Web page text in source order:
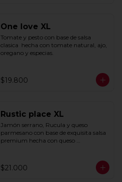
One love XL
Tomate y pesto con base de salsa
clasica  hecha con tomate natural, ajo,
oregano y especias.
$19.800
Rustic place XL
Jamón serrano, Rucula y queso
parmesano con base de exquisita salsa
premium hecha con queso
$21.000